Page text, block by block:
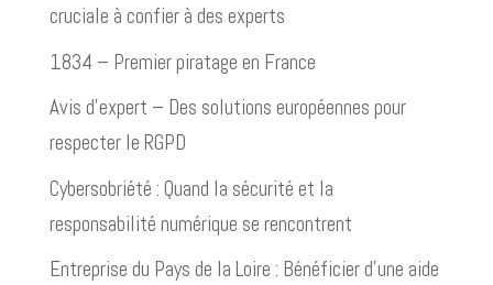
cruciale à confier à des experts
1834 – Premier piratage en France
Avis d’expert – Des solutions européennes pour
respecter le RGPD
Cybersobriété : Quand la sécurité et la
responsabilité numérique se rencontrent
Entreprise du Pays de la Loire : Bénéficier d’une aide